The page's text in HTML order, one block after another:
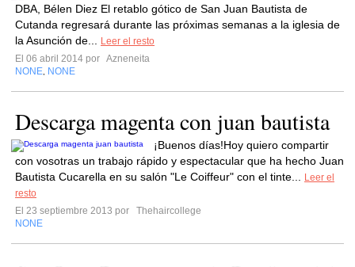
DBA, Bélen Diez El retablo gótico de San Juan Bautista de
Cutanda regresará durante las próximas semanas a la iglesia de
la Asunción de...
Leer el resto
El 06 abril 2014 por Azneneita
NONE NONE
Descarga magenta con juan bautista
¡Buenos días!Hoy quiero compartir
con vosotras un trabajo rápido y espectacular que ha hecho Juan
Bautista Cucarella en su salón "Le Coiffeur" con el tinte...
Leer el
resto
El 23 septiembre 2013 por
Thehaircollege
NONE